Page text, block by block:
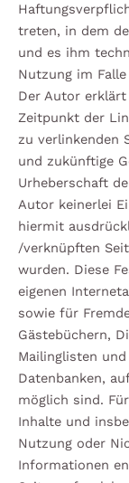
treten, in dem
und es ihm
Nutzung im
Der Autor
Zeitpunkt der
zu verlinkenden
und zukünftige
Urheberschaft
Autor keinerlei
hiermit
/verknüpften
wurden. Diese
eigenen
sowie für
Gästebüchern,
Mailinglisten
Datenbanken,
möglich sind.
Inhalte und
Nutzung oder
Informationen